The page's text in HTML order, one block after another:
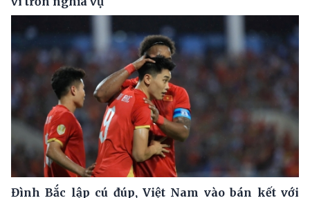
Đình Bắc lập cú đúp, Việt Nam vào bán kết với